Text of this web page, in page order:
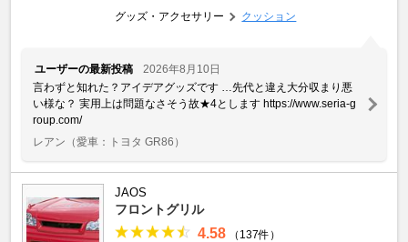
グッズ・アクセサリー クッション
ユーザーの最新投稿
2026年8月10日
言わずと知れた？アイデアグッズです …先代と違え大分収まり悪
い様な？ 実用上は問題なさそう故★4とします https://www.seria-g
roup.com/
レアン （愛車：トヨタ GR86）
JAOS
フロントグリル
4.58
（137件）